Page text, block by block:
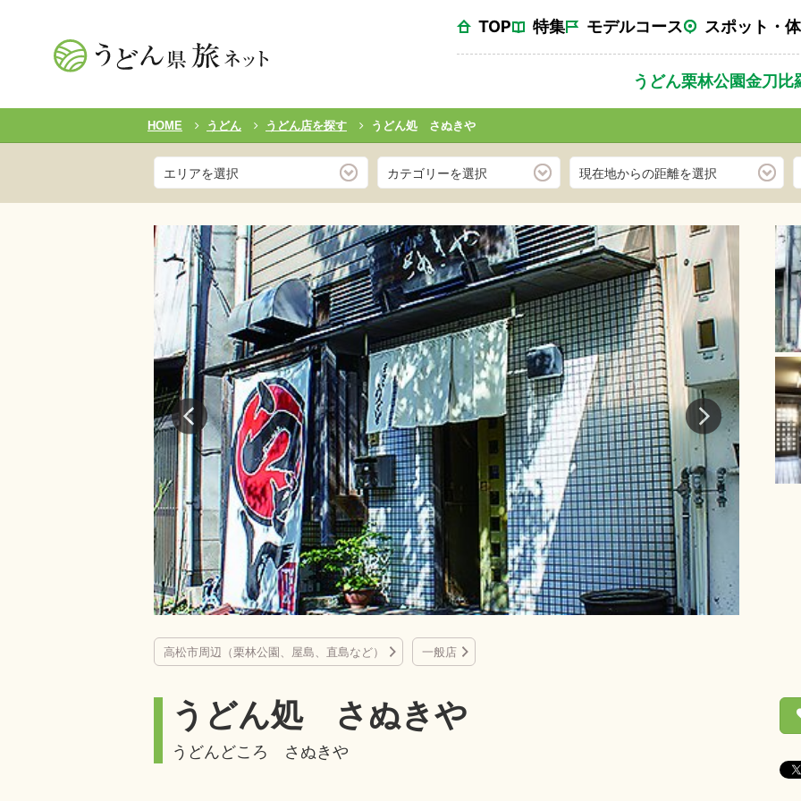
TOP 特集 モデルコース スポット・
うどん栗林公園金刀比
HOME うどん うどん店を探す うどん処 さぬきや
エリアを選択 カテゴリーを選択 現在地からの距離を選択
高松市周辺（栗林公園、屋島、直島など） 一般店
うどん処 さぬきや
うどんどころ さぬきや